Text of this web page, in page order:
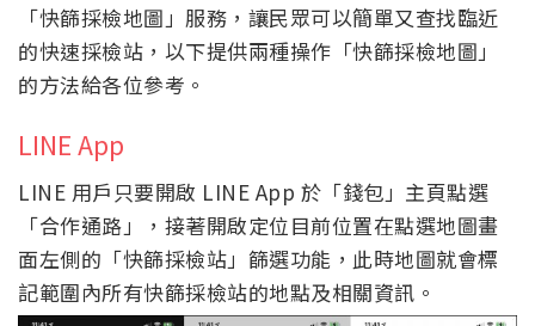
「快篩採檢地圖」服務，讓民眾可以簡單又查找臨近
的快速採檢站，以下提供兩種操作「快篩採檢地圖」
的方法給各位參考。
LINE App
LINE 用戶只要開啟 LINE App 於「錢包」主頁點選
「合作通路」，接著開啟定位目前位置在點選地圖畫
面左側的「快篩採檢站」篩選功能，此時地圖就會標
記範圍內所有快篩採檢站的地點及相關資訊。